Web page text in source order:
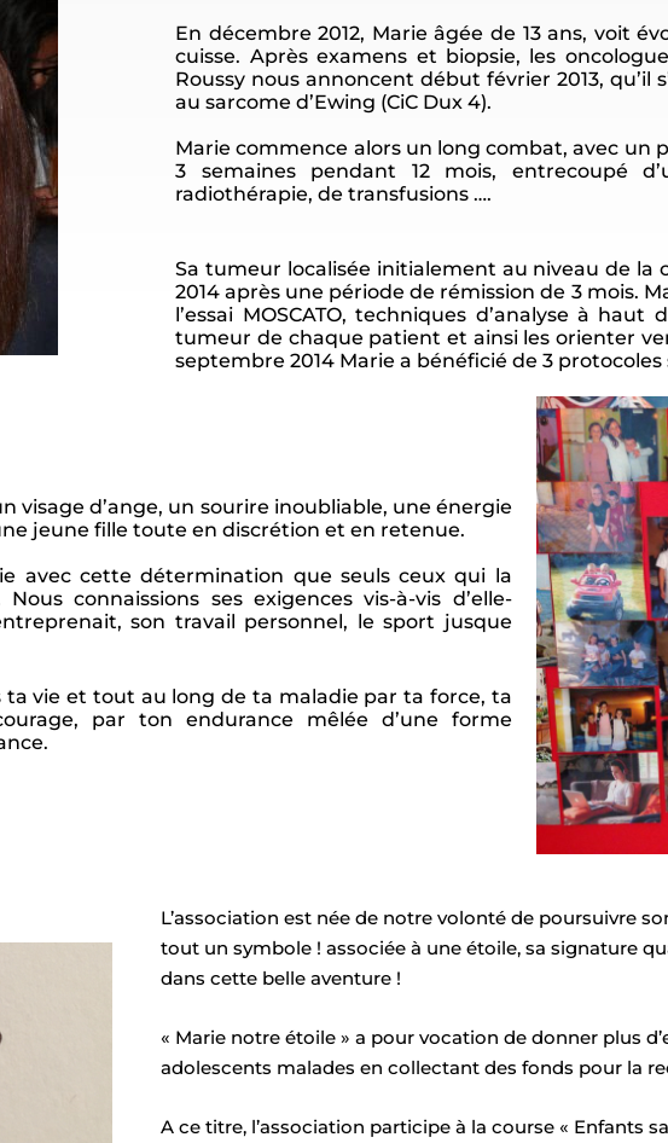
En décembre 2012, Marie âgée de 13 ans, voit
cuisse. Après examens et biopsie, les
Roussy nous annoncent début février 2013, qu’il
au sarcome d’Ewing (CiC Dux 4).
Marie commence alors un long combat, avec un
3 semaines pendant 12 mois, entrecoupé
radiothérapie, de transfusions ….
Sa tumeur localisée initialement au niveau de la
2014 après une période de rémission de 3 mois.
l’essai MOSCATO, techniques d’analyse à
tumeur de chaque patient et ainsi les orienter
septembre 2014 Marie a bénéficié de 3
visage d’ange, un sourire inoubliable, une énergie
jeune fille toute en discrétion et en retenue.
avec cette détermination que seuls ceux qui la
connaissions ses exigences vis-à-vis d’elle-
son travail personnel, le sport jusque
ta vie et tout au long de ta maladie par ta force, ta
par ton endurance mêlée d’une forme
L’association est née de notre volonté de poursuivre
tout un symbole ! associée à une étoile, sa signature
dans cette belle aventure !
« Marie notre étoile » a pour vocation de donner plus
adolescents malades en collectant des fonds pour la
A ce titre, l’association participe à la course « Enfants